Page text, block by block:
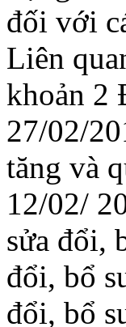
đối với
Liên
khoản 2
27/02/
tăng và
12/02/
sửa đổi,
đổi, bổ
đổi, bổ